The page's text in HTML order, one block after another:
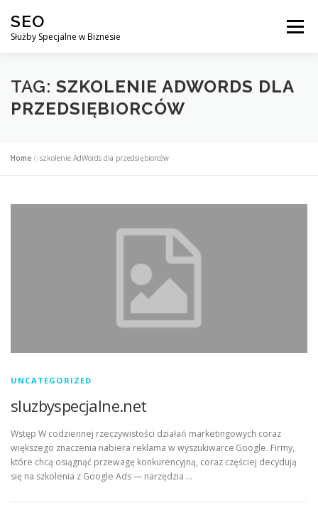
treści
SEO
Służby Specjalne w Biznesie
Menu
AGENCJA SEO CO ZYSKUJESZ ?
TAG: SZKOLENIE ADWORDS DLA
PRZEDSIĘBIORCÓW
Home »szkolenie AdWords dla przedsiębiorców
UNCATEGORIZED
sluzbyspecjalne.net
Wstęp W codziennej rzeczywistości działań marketingowych coraz
większego znaczenia nabiera reklama w wyszukiwarce Google. Firmy,
które chcą osiągnąć przewagę konkurencyjną, coraz częściej decydują
się na szkolenia z Google Ads — narzędzia …